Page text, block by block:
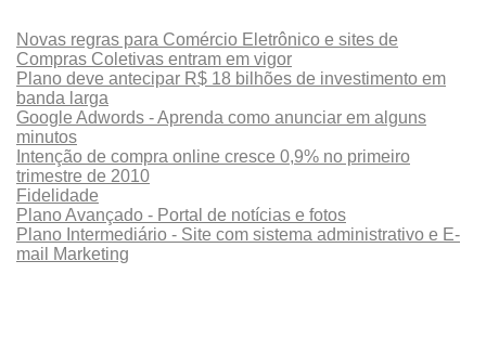
Novas regras para Comércio Eletrônico e sites de
Compras Coletivas entram em vigor
Plano deve antecipar R$ 18 bilhões de investimento em
banda larga
Google Adwords - Aprenda como anunciar em alguns
minutos
Intenção de compra online cresce 0,9% no primeiro
trimestre de 2010
Fidelidade
Plano Avançado - Portal de notícias e fotos
Plano Intermediário - Site com sistema administrativo e E-
mail Marketing